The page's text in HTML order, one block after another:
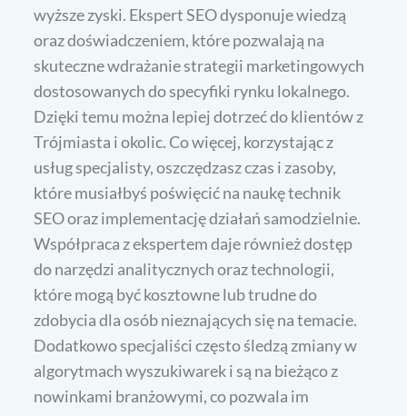
wyższe zyski. Ekspert SEO dysponuje wiedzą
oraz doświadczeniem, które pozwalają na
skuteczne wdrażanie strategii marketingowych
dostosowanych do specyfiki rynku lokalnego.
Dzięki temu można lepiej dotrzeć do klientów z
Trójmiasta i okolic. Co więcej, korzystając z
usług specjalisty, oszczędzasz czas i zasoby,
które musiałbyś poświęcić na naukę technik
SEO oraz implementację działań samodzielnie.
Współpraca z ekspertem daje również dostęp
do narzędzi analitycznych oraz technologii,
które mogą być kosztowne lub trudne do
zdobycia dla osób nieznających się na temacie.
Dodatkowo specjaliści często śledzą zmiany w
algorytmach wyszukiwarek i są na bieżąco z
nowinkami branżowymi, co pozwala im